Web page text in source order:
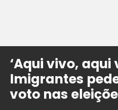
‘Aqui vivo, aqui
Imigrantes
voto nas